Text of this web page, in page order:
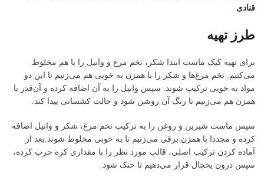
قنادی
طرز تهیه
برای تهیه کیک ماست ابتدا شکر، تخم مرغ و وانیل را با هم مخلوط
می‌کنیم. تخم مرغ‌ها و شکر را با همزن به خوبی هم می‌زنیم تا این دو
مواد به خوبی ترکیب شوند. سپس وانیل را به آن اضافه کرده و آن‌قدر با
همزن هم می‌زنیم تا رنگ آن روشن شود و حالت کشسانی پیدا کند.
سپس ماست شیرین و روغن را به ترکیب تخم مرغ، شکر و وانیل اضافه
کرده و مجددا با همزن برقی می‌زنیم تا به خوبی مخلوط شوند.بعد از
آماده کردن ترکیب اصلی، قالب مورد نظر را با مقداری کره چرب کرده،
سپس درون یخچال قرار می‌دهیم تا خنک شود.